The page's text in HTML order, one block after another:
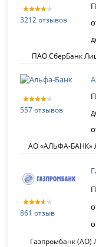
3212 отзывов
ПАО СберБанк
557 отзывов
АО «АЛЬФА-БАНК»
861 отзыв
Газпромбанк